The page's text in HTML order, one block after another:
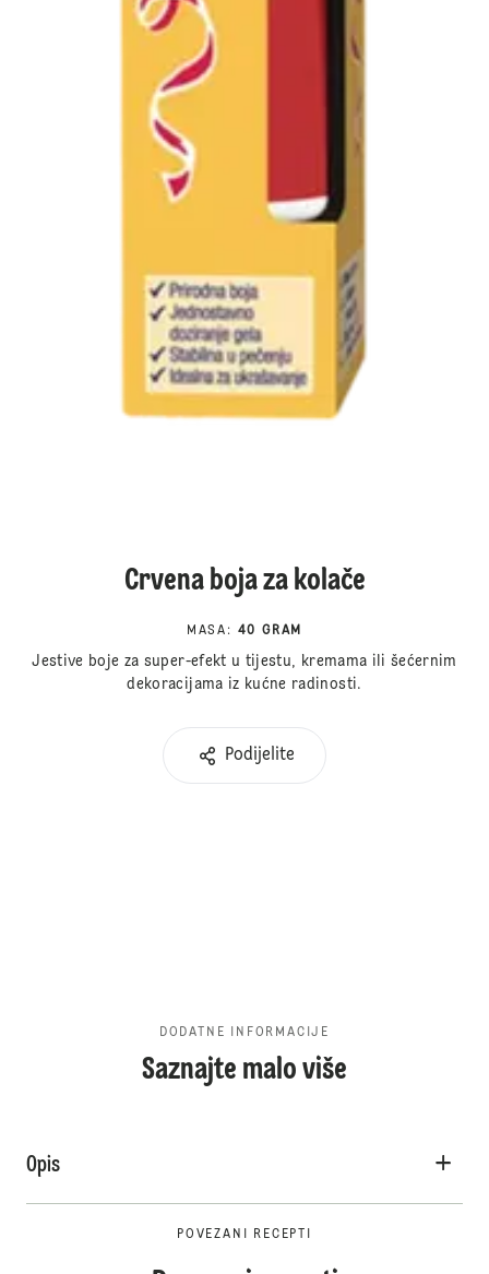
Crvena boja za kolače
MASA : 40 GRAM
Jestive boje za super-efekt u tijestu, kremama ili šećernim
dekoracijama iz kućne radinosti.
Podijelite
DODATNE INFORMACIJE
Saznajte malo više
Opis
POVEZANI RECEPTI